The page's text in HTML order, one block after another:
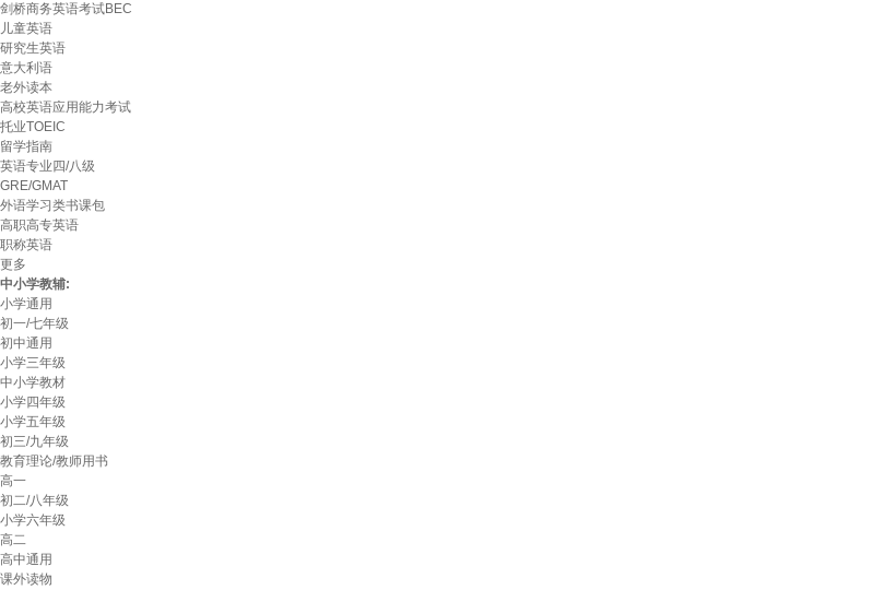
剑桥商务英语考试BEC
儿童英语
研究生英语
意大利语
老外读本
高校英语应用能力考试
托业TOEIC
留学指南
英语专业四/八级
GRE/GMAT
外语学习类书课包
高职高专英语
职称英语
更多
中小学教辅:
小学通用
初一/七年级
初中通用
小学三年级
中小学教材
小学四年级
小学五年级
初三/九年级
教育理论/教师用书
高一
初二/八年级
小学六年级
高二
高中通用
课外读物